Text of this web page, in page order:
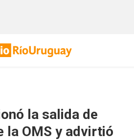
la salida de
la OMS y advirtió